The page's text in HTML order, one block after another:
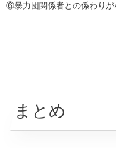
⑥暴力団関係者との係わりが
まとめ